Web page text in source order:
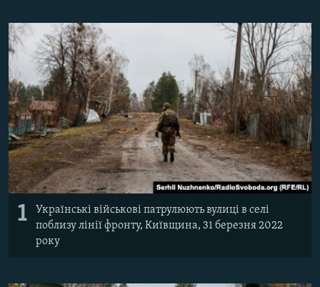
УКРАЇНСЬКА ПРОБЛЕМА КРИМУ
ІНФОГРАФІКА
ДОЛУЧАЙСЯ!
Усі сайти RFE/RL
1
Українські військові патрулюють вулиці в селі
поблизу лінії фронту, Київщина, 31 березня 2022
року